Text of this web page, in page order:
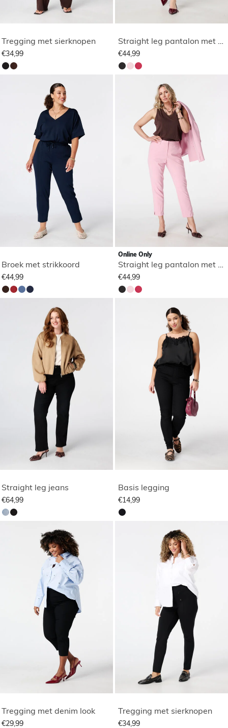
Tregging met sierknopen
€34,99
Straight leg pantalon met elastische taille
€44,99
Broek met strikkoord
€44,99
Online Only
€44,99
Straight leg jeans
€64,99
Basis legging
€14,99
Tregging met denim look
€29,99
Tregging met sierknopen
€34,99